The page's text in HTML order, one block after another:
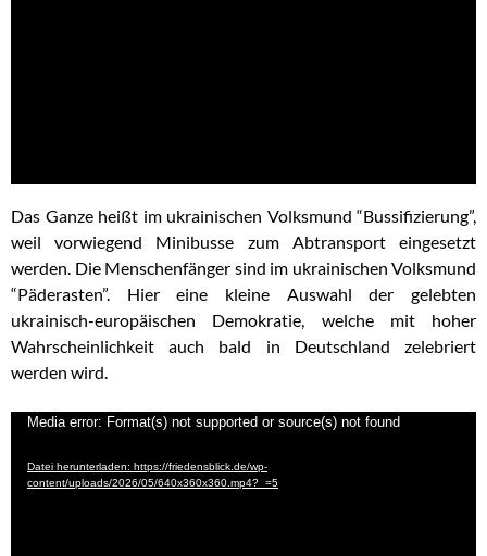
Das Ganze heißt im ukrainischen Volksmund “Bussifizierung”,
weil vorwiegend Minibusse zum Abtransport eingesetzt
werden. Die Menschenfänger sind im ukrainischen Volksmund
“Päderasten”. Hier eine kleine Auswahl der gelebten
ukrainisch-europäischen Demokratie, welche mit hoher
Wahrscheinlichkeit auch bald in Deutschland zelebriert
werden wird.
Video-
Media error: Format(s) not supported or source(s) not found
Datei herunterladen: https://friedensblick.de/wp-
content/uploads/2026/05/640x360x360.mp4?_=5